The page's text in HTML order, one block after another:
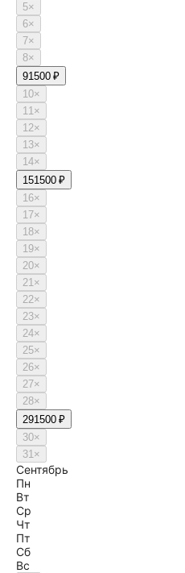
5×
6×
7×
8×
91500 ₽
10×
11×
12×
13×
14×
151500 ₽
16×
17×
18×
19×
20×
21×
22×
23×
24×
25×
26×
27×
28×
291500 ₽
30×
31×
Сентябрь
Пн
Вт
Ср
Чт
Пт
Сб
Вс